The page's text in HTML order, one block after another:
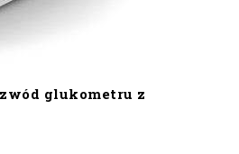
glukometru z